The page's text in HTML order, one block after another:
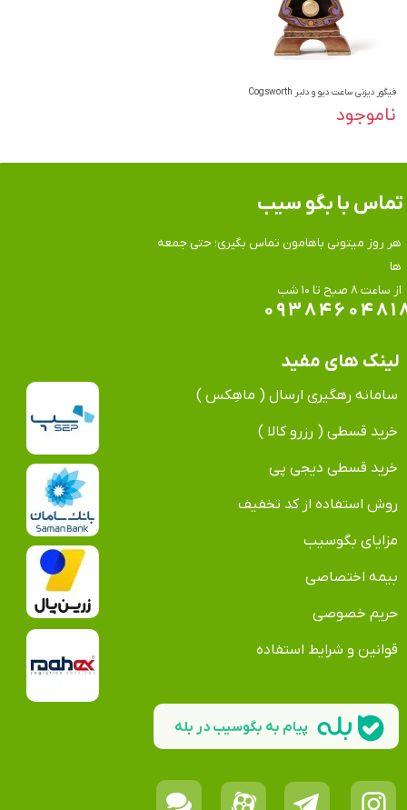
فیگور دیزنی ساعت دیو و دلبر Cogsworth
ناموجود
هر روز میتونی باهامون تماس بگیری؛ حتی جمعه
ها
​​​​​​​از ساعت ۸ صبح تا ۱۰ شب
تماس​​​​​​​ با بگو سیب
لینک های مفید
سامانه رهگیری ارسال ( ماهِکس )
خرید قسطی ( رزرو کالا )
خرید قسطی دیجی پی
روش استفاده از کد تخفیف
مزایای بگوسیب
بیمه اختصاصی
حریم خصوصی
قوانین و شرایط استفاده
پیام به بگوسیب در بله